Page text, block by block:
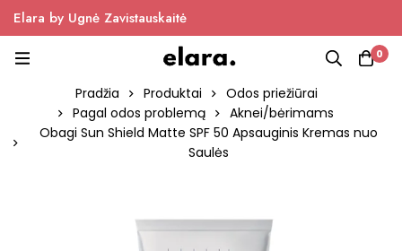
Elara by Ugnė Zavistauskaitė
0
Pradžia Produktai
Odos priežiūrai
Pagal odos problemą
Aknei/bėrimams
Obagi Sun Shield Matte SPF 50 Apsauginis Kremas nuo
Saulės